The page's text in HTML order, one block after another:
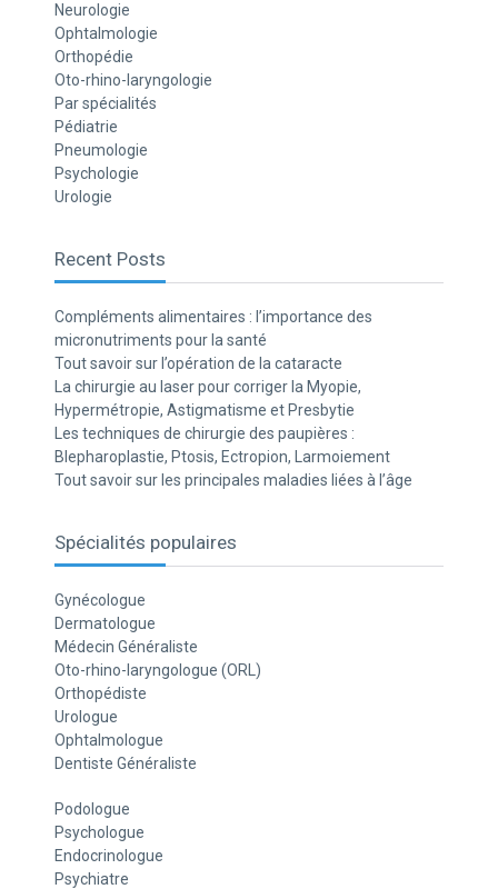
Neurologie
Ophtalmologie
Orthopédie
Oto-rhino-laryngologie
Par spécialités
Pédiatrie
Pneumologie
Psychologie
Urologie
Recent Posts
Compléments alimentaires : l’importance des
micronutriments pour la santé
Tout savoir sur l’opération de la cataracte
La chirurgie au laser pour corriger la Myopie,
Hypermétropie, Astigmatisme et Presbytie
Les techniques de chirurgie des paupières :
Blepharoplastie, Ptosis, Ectropion, Larmoiement
Tout savoir sur les principales maladies liées à l’âge
Spécialités populaires
Gynécologue
Dermatologue
Médecin Généraliste
Oto-rhino-laryngologue (ORL)
Orthopédiste
Urologue
Ophtalmologue
Dentiste Généraliste
Podologue
Psychologue
Endocrinologue
Psychiatre